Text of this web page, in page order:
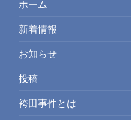
ホーム
新着情報
お知らせ
投稿
袴田事件とは